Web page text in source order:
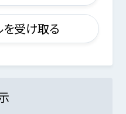
受け取る